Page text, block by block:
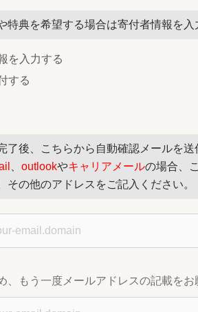
特典を希望する場合は寄付者情報を入
を入力する
する
了後、こちらから自動確認メールを送
outlookやキャリアメールの場合、
その他のアドレスをご記入ください。
、もう一度メールアドレスの記載をお